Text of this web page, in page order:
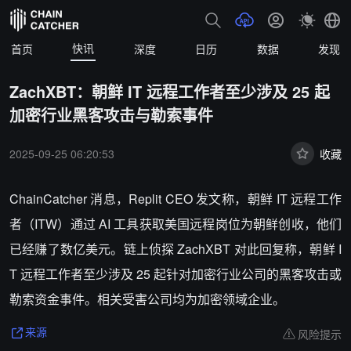
首页 快讯 深度 日历 数据 发现
ZachXBT：朝鲜 IT 远程工作者至少涉及 25 起
加密行业黑客攻击与勒索事件
2025-09-25 06:20:53 收藏
ChainCatcher 消息，Replit CEO 发文称，朝鲜 IT 远程工作
者（ITW）通过 AI 工具获取美国远程岗位为朝鲜创收，他们
已经赚了数亿美元。链上侦探 ZachXBT 对此回复称，朝鲜 I
T 远程工作者至少涉及 25 起针对加密行业公司的黑客攻击或
勒索资金事件。相关受害公司均为加密领域企业。
来源 风险提示